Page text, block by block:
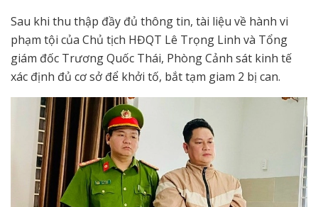
Sau khi thu thập đầy đủ thông tin, tài liệu về hành vi
phạm tội của Chủ tịch HĐQT Lê Trọng Linh và Tổng
giám đốc Trương Quốc Thái, Phòng Cảnh sát kinh tế
xác định đủ cơ sở để khởi tố, bắt tạm giam 2 bị can.